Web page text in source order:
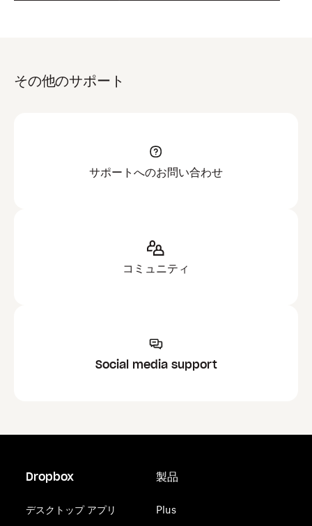
その他のサポート
サポートへのお問い合わせ
コミュニティ
Social media support
Dropbox
デスクトップ アプリ
製品
Plus